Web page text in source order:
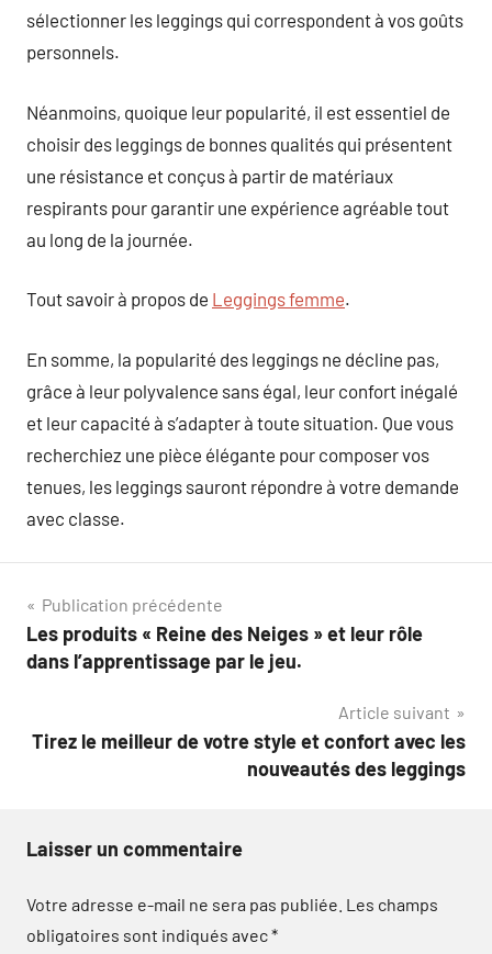
sélectionner les leggings qui correspondent à vos goûts
personnels.
Néanmoins, quoique leur popularité, il est essentiel de
choisir des leggings de bonnes qualités qui présentent
une résistance et conçus à partir de matériaux
respirants pour garantir une expérience agréable tout
au long de la journée.
Tout savoir à propos de Leggings femme.
En somme, la popularité des leggings ne décline pas,
grâce à leur polyvalence sans égal, leur confort inégalé
et leur capacité à s’adapter à toute situation. Que vous
recherchiez une pièce élégante pour composer vos
tenues, les leggings sauront répondre à votre demande
avec classe.
Navigation
de
Publication précédente
Les produits « Reine des Neiges » et leur rôle
dans l’apprentissage par le jeu.
Article suivant
Tirez le meilleur de votre style et confort avec les
nouveautés des leggings
Laisser un commentaire
Votre adresse e-mail ne sera pas publiée. Les champs
obligatoires sont indiqués avec*